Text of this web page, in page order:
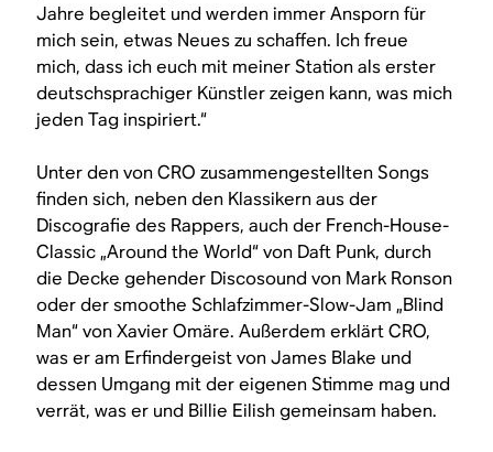
Jahre begleitet und werden immer Ansporn für
mich sein, etwas Neues zu schaffen. Ich freue
mich, dass ich euch mit meiner Station als erster
deutschsprachiger Künstler zeigen kann, was mich
jeden Tag inspiriert.“
Unter den von CRO zusammengestellten Songs
finden sich, neben den Klassikern aus der
Discografie des Rappers, auch der French-House-
Classic „Around the World“ von Daft Punk, durch
die Decke gehender Discosound von Mark Ronson
oder der smoothe Schlafzimmer-Slow-Jam „Blind
Man“ von Xavier Omäre. Außerdem erklärt CRO,
was er am Erfindergeist von James Blake und
dessen Umgang mit der eigenen Stimme mag und
verrät, was er und Billie Eilish gemeinsam haben.